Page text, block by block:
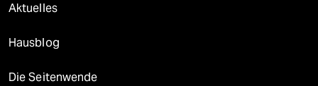
Aktuelles
Hausblog
Die Seitenwende